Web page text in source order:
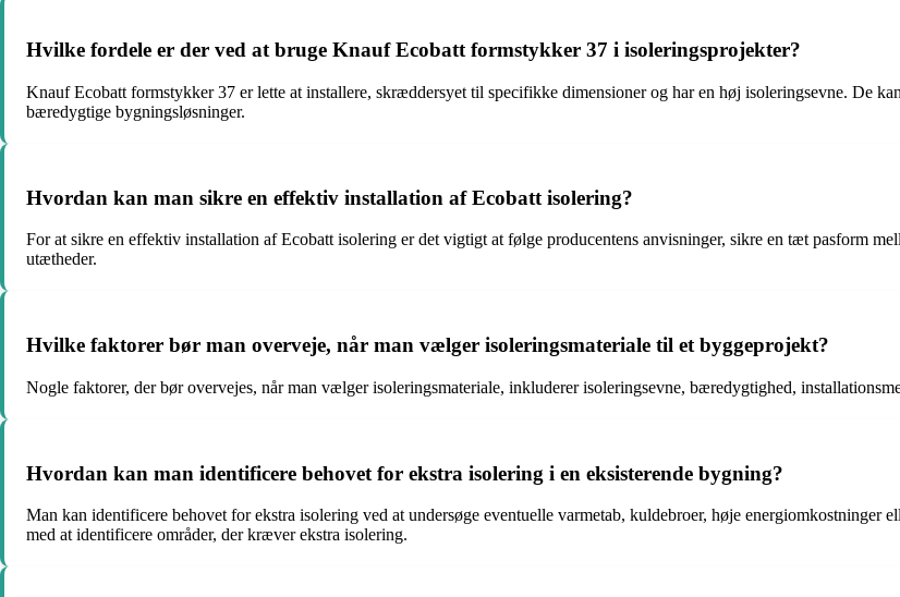
Hvilke fordele er der ved at bruge Knauf Ecobatt formstykker 37 i isoleringsprojekter?
Knauf Ecobatt formstykker 37 er lette at installere, skræddersyet til specifikke dimensioner og har en høj isoleringsevne. De
bæredygtige bygningsløsninger.
Hvordan kan man sikre en effektiv installation af Ecobatt isolering?
For at sikre en effektiv installation af Ecobatt isolering er det vigtigt at følge producentens anvisninger, sikre en tæt pasform
utætheder.
Hvilke faktorer bør man overveje, når man vælger isoleringsmateriale til et byggeprojekt?
Nogle faktorer, der bør overvejes, når man vælger isoleringsmateriale, inkluderer isoleringsevne, bæredygtighed,
Hvordan kan man identificere behovet for ekstra isolering i en eksisterende bygning?
Man kan identificere behovet for ekstra isolering ved at undersøge eventuelle varmetab, kuldebroer, høje
med at identificere områder, der kræver ekstra isolering.